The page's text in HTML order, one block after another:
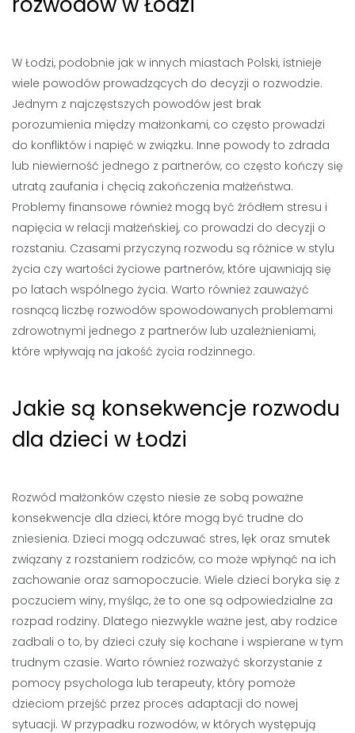
W Łodzi, podobnie jak w innych miastach Polski, istnieje
wiele powodów prowadzących do decyzji o rozwodzie.
Jednym z najczęstszych powodów jest brak
porozumienia między małżonkami, co często prowadzi
do konfliktów i napięć w związku. Inne powody to zdrada
lub niewierność jednego z partnerów, co często kończy się
utratą zaufania i chęcią zakończenia małżeństwa.
Problemy finansowe również mogą być źródłem stresu i
napięcia w relacji małżeńskiej, co prowadzi do decyzji o
rozstaniu. Czasami przyczyną rozwodu są różnice w stylu
życia czy wartości życiowe partnerów, które ujawniają się
po latach wspólnego życia. Warto również zauważyć
rosnącą liczbę rozwodów spowodowanych problemami
zdrowotnymi jednego z partnerów lub uzależnieniami,
które wpływają na jakość życia rodzinnego.
Jakie są konsekwencje rozwodu
dla dzieci w Łodzi
Rozwód małżonków często niesie ze sobą poważne
konsekwencje dla dzieci, które mogą być trudne do
zniesienia. Dzieci mogą odczuwać stres, lęk oraz smutek
związany z rozstaniem rodziców, co może wpłynąć na ich
zachowanie oraz samopoczucie. Wiele dzieci boryka się z
poczuciem winy, myśląc, że to one są odpowiedzialne za
rozpad rodziny. Dlatego niezwykle ważne jest, aby rodzice
zadbali o to, by dzieci czuły się kochane i wspierane w tym
trudnym czasie. Warto również rozważyć skorzystanie z
pomocy psychologa lub terapeuty, który pomoże
dzieciom przejść przez proces adaptacji do nowej
sytuacji. W przypadku rozwodów, w których występują